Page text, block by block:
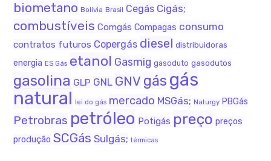
biometano Bolívia Brasil Cegás Cigás;
combustíveis Comgás Compagas consumo
contratos futuros Copergás diesel distribuidoras
energia ES Gás etanol Gasmig gasoduto gasodutos
gasolina GLP GNL GNV gás gás
natural lei do gás mercado MSGás; Naturgy PBGás
Petrobras petróleo Potigás preço preços
produção SCGás Sulgás; térmicas